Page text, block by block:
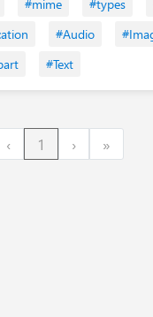
#mime #types
#Audio
#Text
‹Previous
1 ›Next»